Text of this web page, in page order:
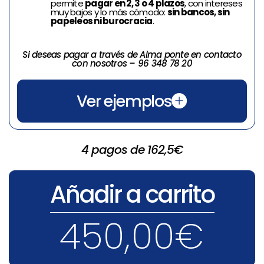
cómoda y me
explicaron cual era
mi problema capilar,
soluciones que se
ajustaban a mi
presupuesto. Escribo
estoy agradecida
profesionalismo.
Respecto a la
calidad y resistencia
de la peluca,
además que pude
elegir el color natural
de mi pelo.
permitepagar en 2, 3 o 4 plazos, con intereses
muy bajos y lo más cómodo:sin bancos, sin
papeleos ni burocracia.
Si deseas pagar a través de Alma ponte en contacto
con nosotros – 96 348 78 20
Ver ejemplos
4 pagos de 162,5€
Añadir a carrito
450,00€